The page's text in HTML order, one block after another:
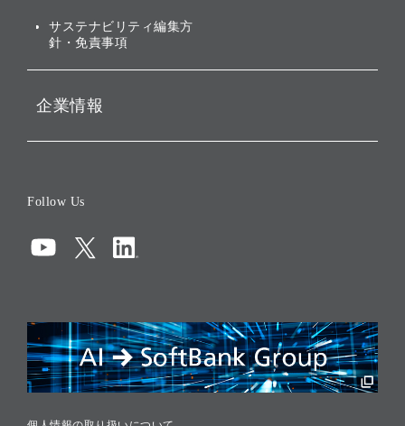
サステナビリティ編集方
針・免責事項
企業情報
コンプライアンス
リスクマネジメント
税務に対する取り組み
採用情報
Follow Us